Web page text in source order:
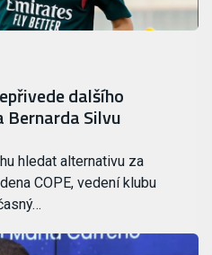
dalšího
Bernarda Silvu
hledat alternativu za
COPE, vedení klubu